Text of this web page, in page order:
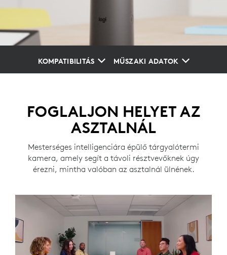
KOMPATIBILITÁS MŰSZAKI ADATOK
FOGLALJON HELYET AZ
ASZTALNÁL
Mesterséges intelligenciára épülő tárgyalótermi
kamera, amely segít a távoli résztvevőknek úgy
érezni, mintha valóban az asztalnál ülnének.